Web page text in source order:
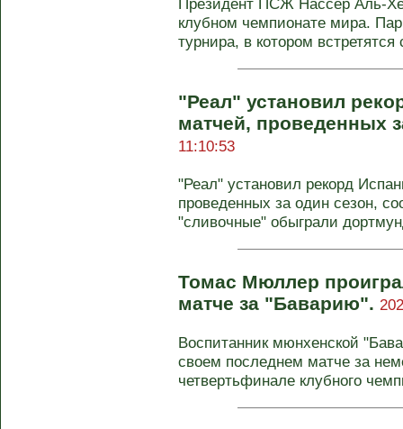
Президент ПСЖ Нассер Аль-
клубном чемпионате мира.
турнира, в котором
"Реал" установил
матчей, проведенных
11:10:53
"Реал" установил рекорд
проведенных за один сезон,
"сливочные" обыграли
Томас Мюллер
матче за "Баварию".
Воспитанник мюнхенской
своем последнем матче за
четвертьфинале клубного